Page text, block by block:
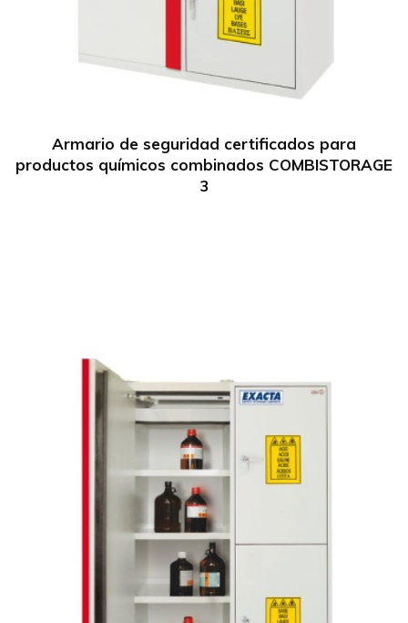
Armario de seguridad certificados para
productos químicos combinados COMBISTORAGE
3